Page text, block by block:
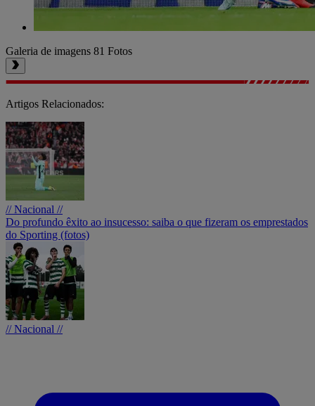
Galeria de imagens 81 Fotos
Artigos Relacionados:
// Nacional //
Do profundo êxito ao insucesso: saiba o que fizeram os emprestados
do Sporting (fotos)
// Nacional //